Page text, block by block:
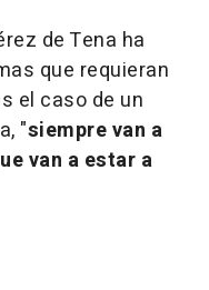
de Tena ha
que requieran
el caso de un
"siempre van a
van a estar a